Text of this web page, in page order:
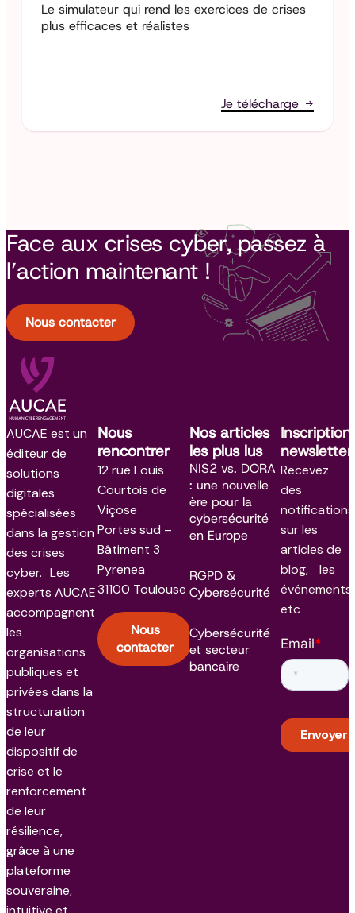
Le simulateur qui rend les exercices de crises
plus efficaces et réalistes
Je télécharge
Face aux crises cyber, passez à
l’action maintenant !
Nous contacter
AUCAE est un
éditeur de
solutions
digitales
spécialisées
dans la gestion
des crises
cyber. Les
experts AUCAE
accompagnent
les
organisations
publiques et
privées dans la
structuration
de leur
dispositif de
crise et le
renforcement
de leur
résilience,
grâce à une
plateforme
souveraine,
Nous
rencontrer
12 rue Louis
Courtois de
Viçose
Portes sud –
Bâtiment 3
Pyrenea
31100 Toulouse
Nous
contacter
Nos articles
les plus lus
NIS2 vs. DORA
: une nouvelle
ère pour la
cybersécurité
en Europe
RGPD &
Cybersécurité
Cybersécurité
et secteur
bancaire
Inscription
newsletter
Recevez
des
notifications
sur les
articles de
blog, les
événements
etc
Email*